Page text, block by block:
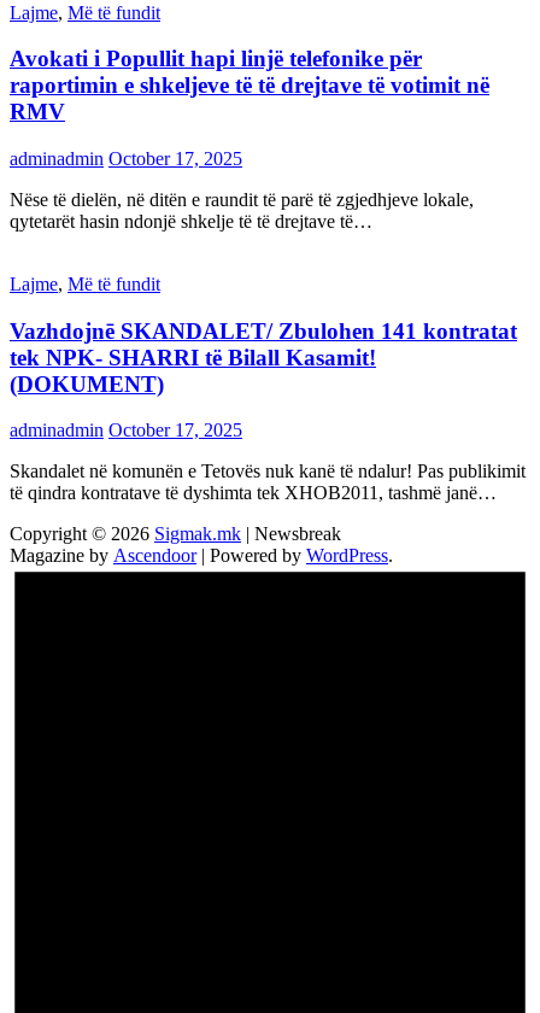
Lajme, Më të fundit
Avokati i Popullit hapi linjë telefonike për
raportimin e shkeljeve të të drejtave të votimit në
RMV
adminadmin October 17, 2025
Nëse të dielën, në ditën e raundit të parë të zgjedhjeve lokale,
qytetarët hasin ndonjë shkelje të të drejtave të…
Lajme, Më të fundit
Vazhdojnē SKANDALET/ Zbulohen 141 kontratat
tek NPK- SHARRI të Bilall Kasamit!
(DOKUMENT)
adminadmin October 17, 2025
Skandalet në komunën e Tetovës nuk kanë të ndalur! Pas publikimit
të qindra kontratave të dyshimta tek XHOB2011, tashmë janë…
Copyright © 2026 Sigmak.mk | Newsbreak
Magazine by Ascendoor| Powered by WordPress.